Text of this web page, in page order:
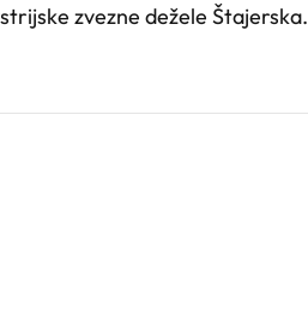
zvezne dežele Štajerska.